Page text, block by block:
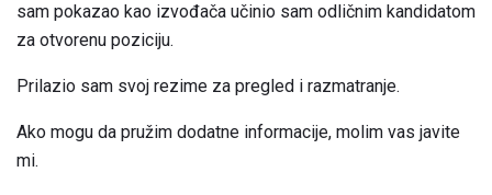
sam pokazao kao izvođača učinio sam odličnim kandidatom
za otvorenu poziciju.
Prilazio sam svoj rezime za pregled i razmatranje.
Ako mogu da pružim dodatne informacije, molim vas javite
mi.